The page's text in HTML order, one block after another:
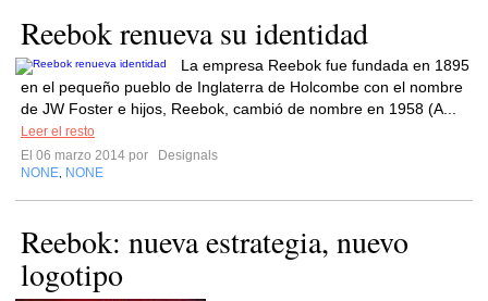
Reebok renueva su identidad
La empresa Reebok fue fundada en 1895
en el pequeño pueblo de Inglaterra de Holcombe con el nombre
de JW Foster e hijos, Reebok, cambió de nombre en 1958 (A...
Leer el resto
El 06 marzo 2014 por
Designals
NONE NONE
Reebok: nueva estrategia, nuevo
logotipo